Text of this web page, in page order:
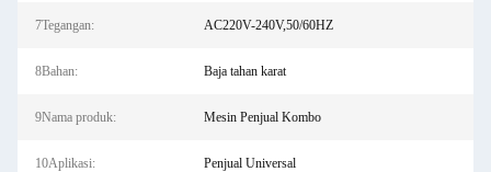
7Tegangan: AC220V-240V,50/60HZ
8Bahan: Baja tahan karat
9Nama produk: Mesin Penjual Kombo
10Aplikasi: Penjual Universal